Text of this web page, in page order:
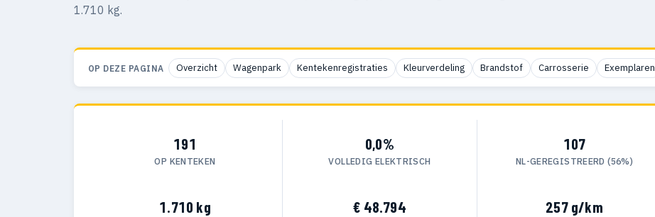
1.710 kg.
OP DEZE PAGINA Overzicht Wagenpark Kentekenregistraties Kleurverdeling Brandstof Carrosserie Exemplaren
191
OP KENTEKEN
0,0%
VOLLEDIG ELEKTRISCH
107
NL-GEREGISTREERD (56%)
1.710 kg € 48.794 257 g/km